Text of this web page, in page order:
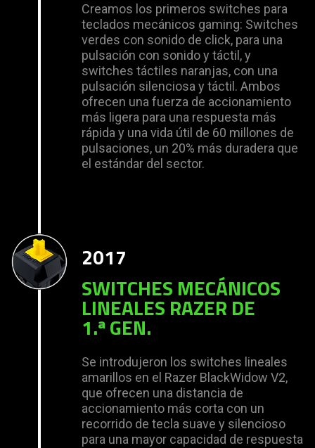
Creamos los primeros switches para
teclados mecánicos gaming: Switches
verdes con sonido de click, para una
pulsación con sonido y táctil, y
switches táctiles naranjas, con una
pulsación silenciosa y táctil. Ambos
ofrecen una fuerza de accionamiento
más ligera para una respuesta más
rápida y una vida útil de 60 millones de
pulsaciones, un 20% más duradera que
el estándar del sector.
2017
SWITCHES MECÁNICOS
LINEALES RAZER DE
1.ª GEN.
Se introdujeron los switches lineales
amarillos en el Razer BlackWidow V2,
que ofrecen una distancia de
accionamiento más corta con un
recorrido de tecla suave y silencioso
para una mayor capacidad de respuesta